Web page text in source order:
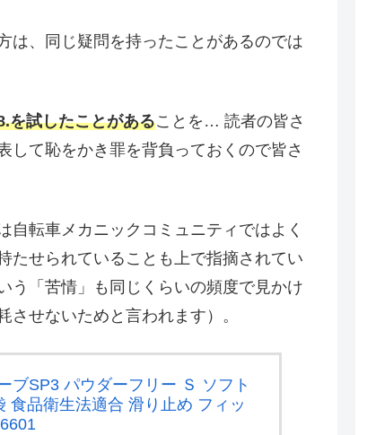
は、同じ疑問を持ったことがあるのでは
を試したことがあることを… 読者の皆さ
して恥をかき罪を背負っておくので皆さ
転車メカニックコミュニティではよく
たせられていることも上で指摘されてい
う「苦情」も同じくらいの頻度で見かけ
せないためと言われます）。
ブSP3 パウダーフリー Ｓ ソフト
食品衛生法適合 滑り止め フィッ